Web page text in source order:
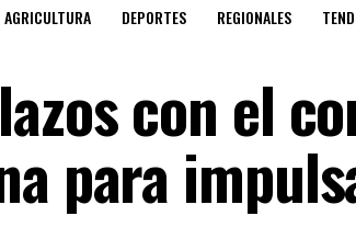
AGRICULTURA DEPORTES REGIONALES
con el
para